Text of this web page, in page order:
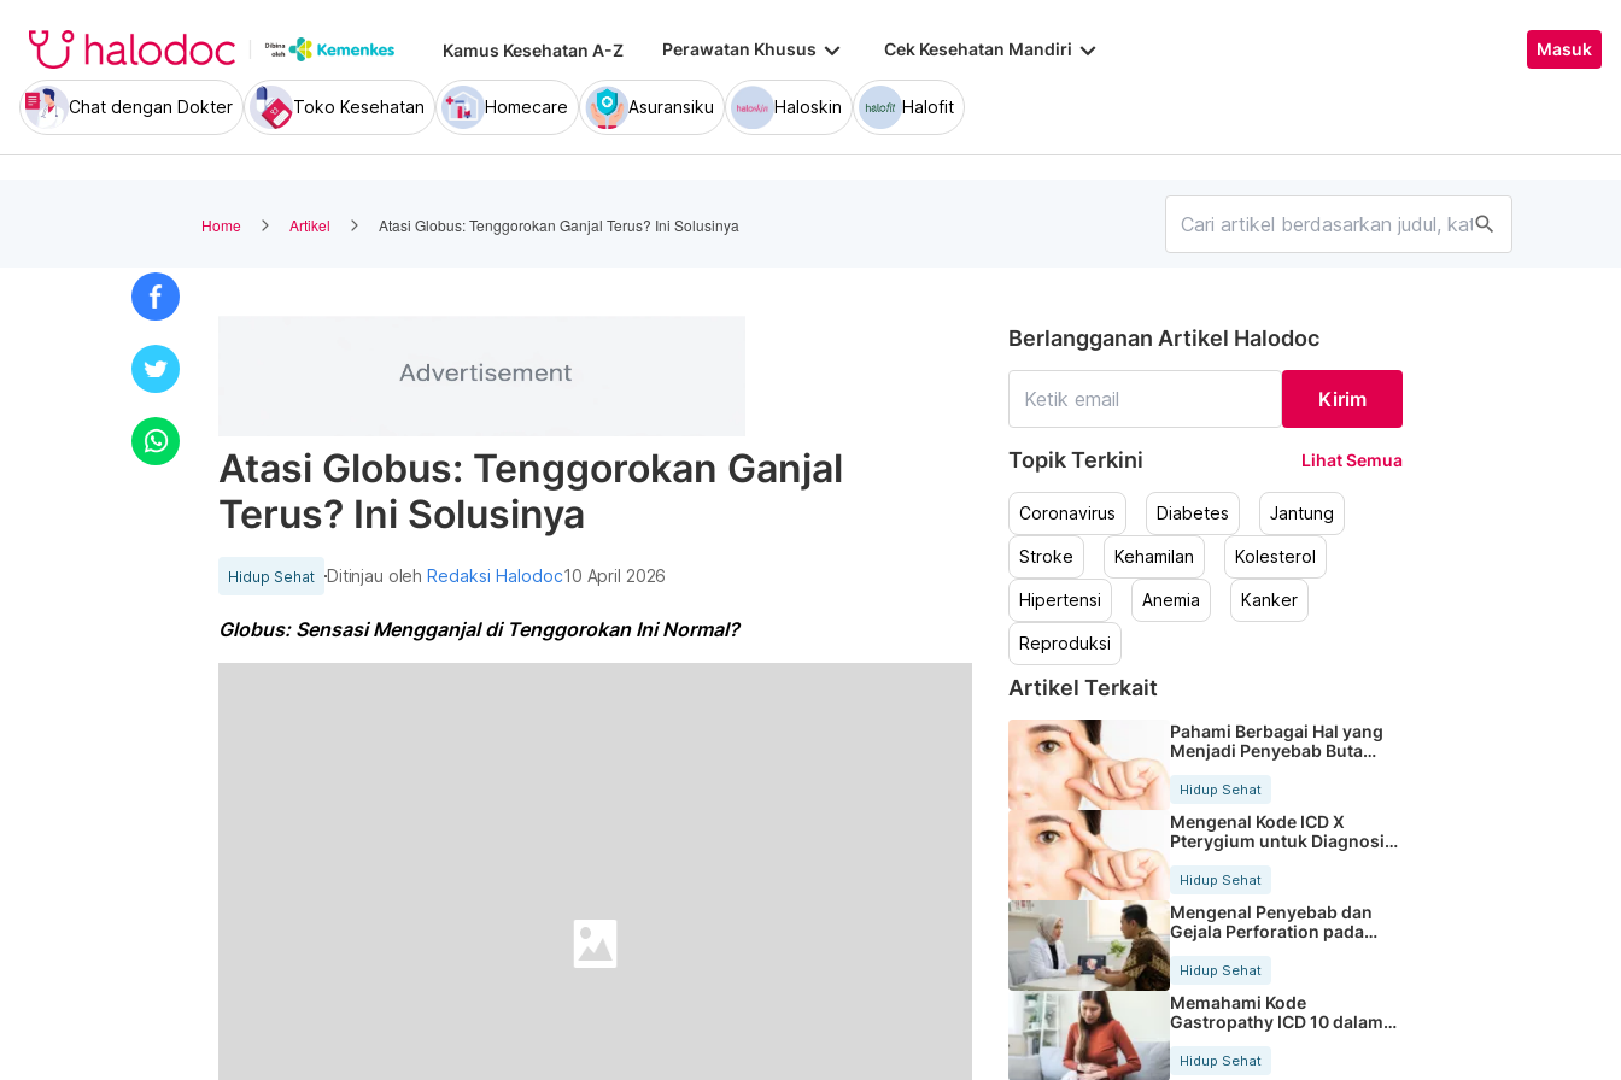
Kamus Kesehatan A-Z Perawatan Khusus keyboard_arrow_down Cek Kesehatan Mandiri keyboard_arrow_down Masuk
Chat dengan Dokter Toko Kesehatan Homecare Asuransiku Haloskin Halofit
Home Artikel Atasi Globus: Tenggorokan Ganjal Terus? Ini Solusinya search
Atasi Globus: Tenggorokan Ganjal
Terus? Ini Solusinya
Hidup Sehat Ditinjau olehRedaksi Halodoc10 April 2026
Globus: Sensasi Mengganjal di Tenggorokan Ini Normal?
Berlangganan Artikel Halodoc
Kirim
Topik Terkini Lihat Semua
Coronavirus Diabetes Jantung
Stroke Kehamilan Kolesterol
Hipertensi Anemia Kanker
Reproduksi
Artikel Terkait
Pahami Berbagai Hal yang
Menjadi Penyebab Buta
Hidup Sehat
Mengenal Kode ICD X
Pterygium untuk Diagnosis
Hidup Sehat
Mengenal Penyebab dan
Gejala Perforation pada
Tubuh
Hidup Sehat
Memahami Kode
Gastropathy ICD 10 dalam
Rekam Medis Pasien
Hidup Sehat